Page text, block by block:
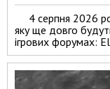
4 серпня 2026
яку ще довго
ігрових форумах: